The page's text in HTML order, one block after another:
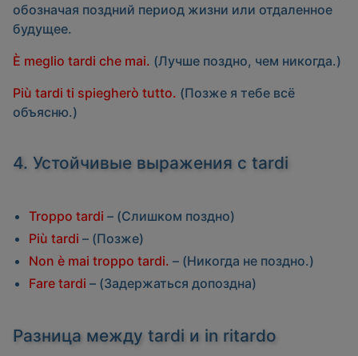
обозначая поздний период жизни или отдаленное
будущее.
È meglio tardi che mai. (Лучше поздно, чем никогда.)
Più tardi ti spiegherò tutto. (Позже я тебе всё
объясню.)
4. Устойчивые выражения с tardi
Troppo tardi – (Слишком поздно)
Più tardi – (Позже)
Non è mai troppo tardi. – (Никогда не поздно.)
Fare tardi – (Задержаться допоздна)
Разница между tardi и in ritardo